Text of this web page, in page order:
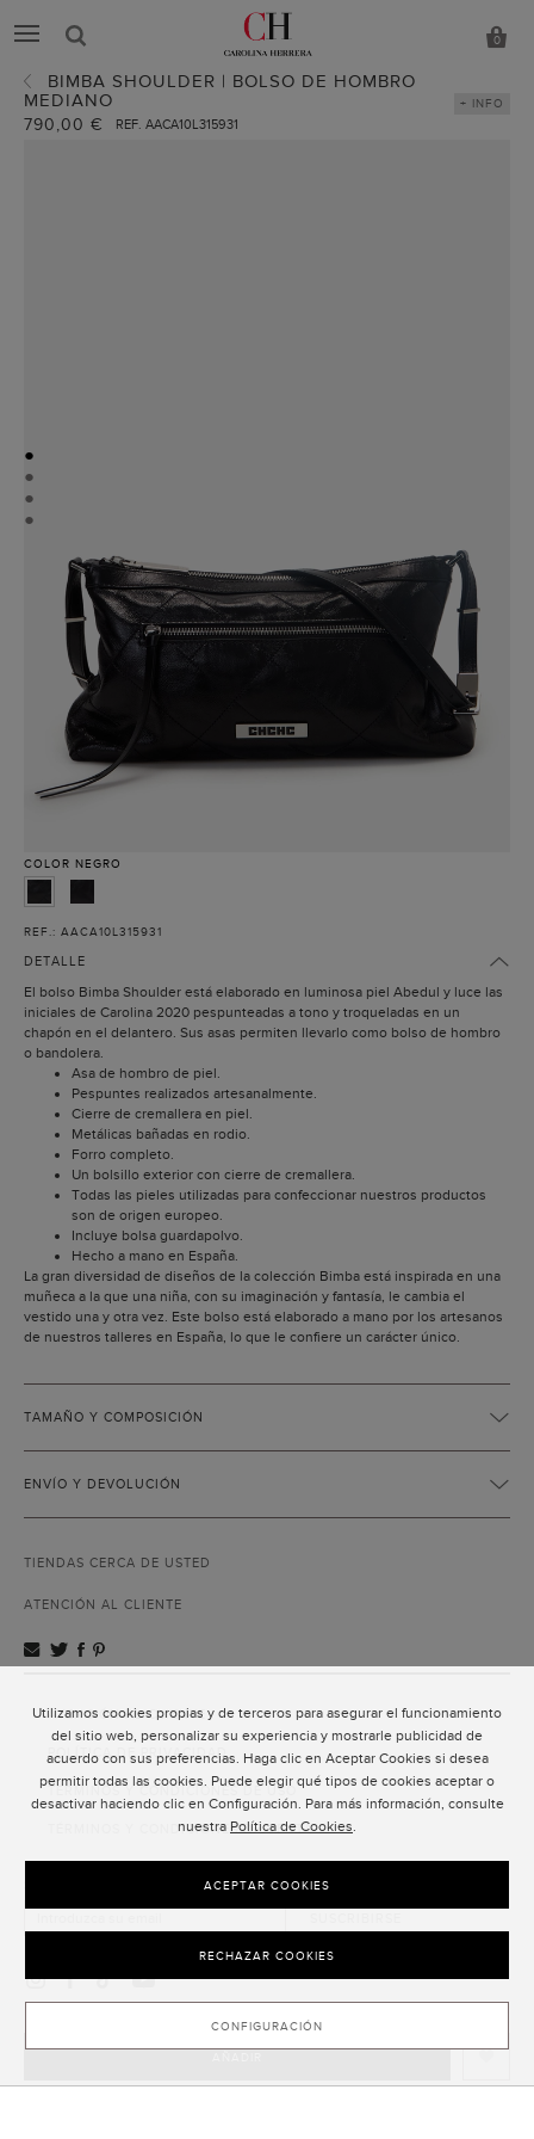
Utilizamos cookies propias y de terceros para asegurar el funcionamiento
del sitio web, personalizar su experiencia y mostrarle publicidad de
acuerdo con sus preferencias. Haga clic en Aceptar Cookies si desea
permitir todas las cookies. Puede elegir qué tipos de cookies aceptar o
desactivar haciendo clic en Configuración. Para más información, consulte
nuestra Política de Cookies.
CONFIGURACIÓN
RECHAZAR COOKIES
ACEPTAR COOKIES
0
BIMBA SHOULDER | BOLSO DE HOMBRO
MEDIANO
790,00 € REF. AACA10L315931
+ INFO
●
●
●
●
COLOR NEGRO
REF.: AACA10L315931
DETALLE
El bolso Bimba Shoulder está elaborado en luminosa piel Abedul y luce las
iniciales de Carolina 2020 pespunteadas a tono y troqueladas en un
chapón en el delantero. Sus asas permiten llevarlo como bolso de hombro
o bandolera.
Asa de hombro de piel.
Pespuntes realizados artesanalmente.
Cierre de cremallera en piel.
Metálicas bañadas en rodio.
Forro completo.
Un bolsillo exterior con cierre de cremallera.
Todas las pieles utilizadas para confeccionar nuestros productos
son de origen europeo.
Incluye bolsa guardapolvo.
Hecho a mano en España.
La gran diversidad de diseños de la colección Bimba está inspirada en una
muñeca a la que una niña, con su imaginación y fantasía, le cambia el
vestido una y otra vez. Este bolso está elaborado a mano por los artesanos
de nuestros talleres en España, lo que le confiere un carácter único.
TAMAÑO Y COMPOSICIÓN
ENVÍO Y DEVOLUCIÓN
TIENDAS CERCA DE USTED
ATENCIÓN AL CLIENTE
ATENCIÓN AL CLIENTE
POLÍTICA DE PRIVACIDAD
TÉRMINOS Y CONDICIONES DE USO
TÉRMINOS Y CONDICIONES DE VENTA
SUSCRIPCIÓN AL NEWSLETTER